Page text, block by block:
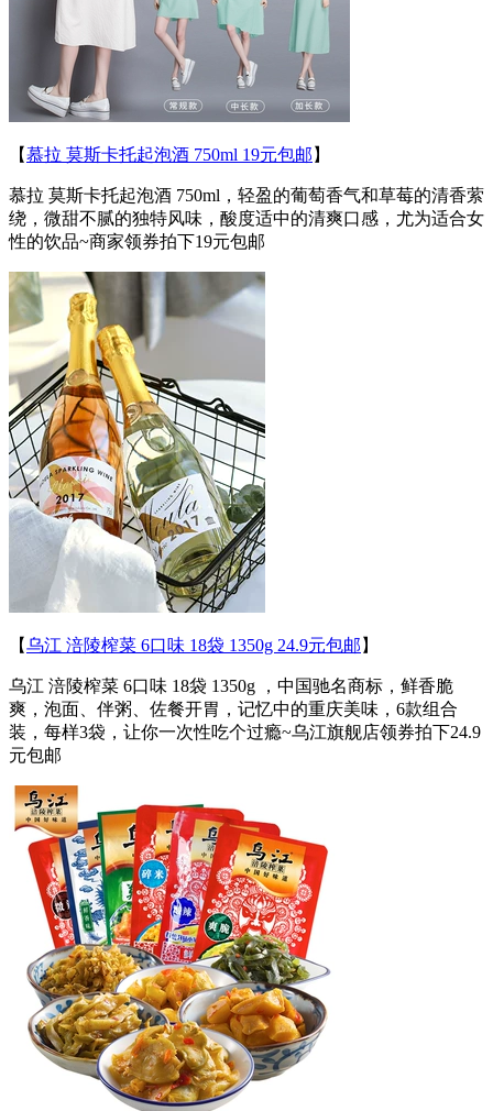
【慕拉 莫斯卡托起泡酒 750ml 19元包邮 】
慕拉 莫斯卡托起泡酒 750ml，轻盈的葡萄香气和草莓的清香萦
绕，微甜不腻的独特风味，酸度适中的清爽口感，尤为适合女
性的饮品~商家领券拍下19元包邮
【乌江 涪陵榨菜 6口味 18袋 1350g 24.9元包邮 】
乌江 涪陵榨菜 6口味 18袋 1350g ，中国驰名商标，鲜香脆
爽，泡面、伴粥、佐餐开胃，记忆中的重庆美味，6款组合
装，每样3袋，让你一次性吃个过瘾~乌江旗舰店领券拍下24.9
元包邮